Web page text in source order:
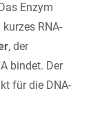
Enzym
RNA-
, der
bindet. Der
für die DNA-